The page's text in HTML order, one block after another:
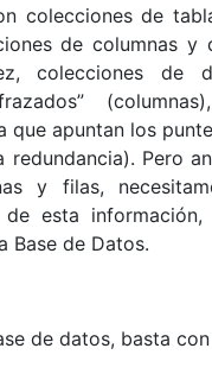
colecciones de
de columnas y
colecciones de
que apuntan los
Pero
y filas,
de esta
Base de Datos.
de datos, basta